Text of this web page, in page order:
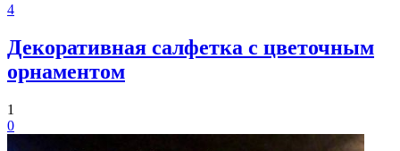
4
Декоративная салфетка с цветочным
орнаментом
1
0